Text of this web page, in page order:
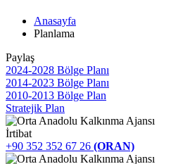
Anasayfa
Planlama
Paylaş
2024-2028 Bölge Planı
2014-2023 Bölge Planı
2010-2013 Bölge Plan
Stratejik Plan
İrtibat
+90 352 352 67 26 (ORAN)